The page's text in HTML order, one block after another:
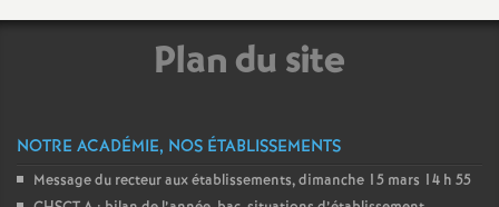
o
Plan du site
NOTRE ACADÉMIE, NOS ÉTABLISSEMENTS
Message du recteur aux établissements, dimanche 15 mars 14 h 55